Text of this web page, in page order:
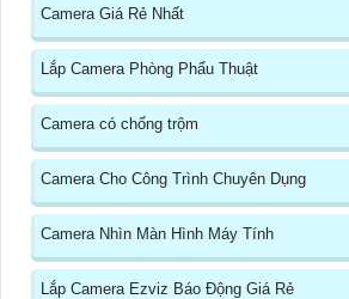
Camera Giá Rẻ Nhất
Lắp Camera Phòng Phẩu Thuật
Camera có chống trộm
Camera Cho Công Trình Chuyên Dụng
Camera Nhìn Màn Hình Máy Tính
Lắp Camera Ezviz Báo Động Giá Rẻ